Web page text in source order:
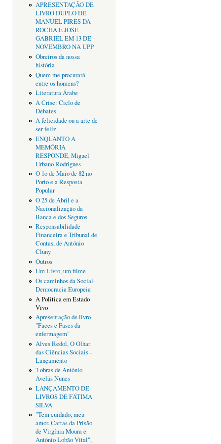
APRESENTAÇÃO DE
LIVRO DUPLO DE
MANUEL PIRES DA
ROCHA E JOSÉ
GABRIEL EM 13 DE
NOVEMBRO NA UPP
Obreiros da nossa
história
Quem me procurará
entre os homens?
Literatura Árabe
A Crise: Ciclo de
Debates
A felicidade ou a arte de
ser feliz
ENQUANTO A
MEMÓRIA
RESPONDE, Miguel
Urbano Rodrigues
O 1o de Maio de 82 no
Porto e a Resposta
Popular
O 25 de Abril e a
Nacionalização da
Banca e dos Seguros
Responsabilidade
Financeira e Tribunal de
Contas, de António
Cluny
Outros
Um Livro, um filme
Os caminhos da Social-
Democracia Europeia
A Politica em Estado
Vivo
Apresentação de livro
"Faces e Fases da
enfermagem"
Alves Redol, O Olhar
das Ciências Sociais -
Lançamento
3 obras de António
Avelãs Nunes
LANÇAMENTO DE
LIVROS DE FÁTIMA
SILVA
"Tem cuidado, meu
amor. Cartas da Prisão
de Virgínia Moura e
António Lobão Vital",